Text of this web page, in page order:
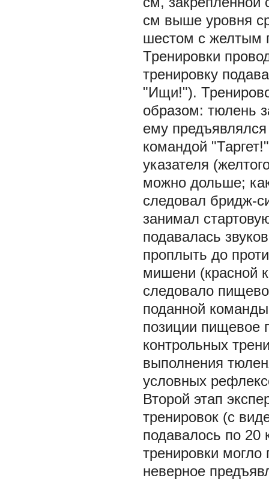
см выше уровня
шестом с желтым
Тренировки
тренировку
"Ищи!").
образом: тюлень
ему
командой
указателя
можно дольше;
следовал бридж-
занимал
подавалась
проплыть до
мишени (красной
следовало
поданной
позиции пищевое
контрольных
выполнения
условных
Второй этап
тренировок (с
подавалось по
тренировки
неверное